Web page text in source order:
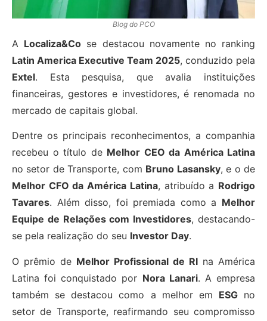
Blog do PCO
A Localiza&Co se destacou novamente no ranking
Latin America Executive Team 2025, conduzido pela
Extel. Esta pesquisa, que avalia instituições
financeiras, gestores e investidores, é renomada no
mercado de capitais global.
Dentre os principais reconhecimentos, a companhia
recebeu o título de Melhor CEO da América Latina
no setor de Transporte, com Bruno Lasansky, e o de
Melhor CFO da América Latina, atribuído a Rodrigo
Tavares. Além disso, foi premiada como a Melhor
Equipe de Relações com Investidores, destacando-
se pela realização do seu Investor Day.
O prêmio de Melhor Profissional de RI na América
Latina foi conquistado por Nora Lanari. A empresa
também se destacou como a melhor em ESGno
setor de Transporte, reafirmando seu compromisso